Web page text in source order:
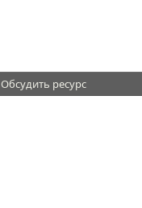
Обсудить ресурс